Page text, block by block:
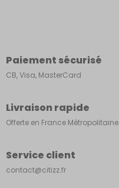
Paiement sécurisé
CB, Visa, MasterCard
Livraison rapide
Offerte en France Métropolitaine
Service client
contact@citizz.fr